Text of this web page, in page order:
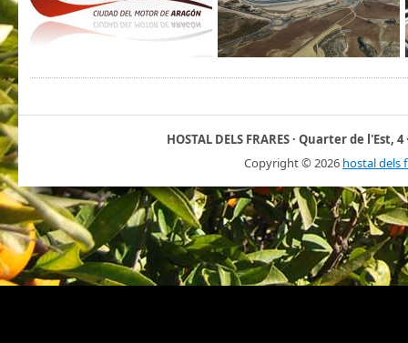
HOSTAL DELS FRARES · Quarter de l'Est,
Copyright © 2026 hostal dels